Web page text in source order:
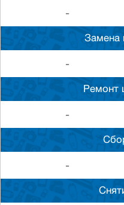
-
Замена
-
Ремонт
-
-